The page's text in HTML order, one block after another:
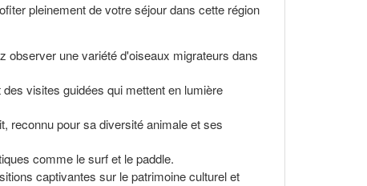
pleinement de votre séjour dans cette région
observer une variété d'oiseaux migrateurs dans
visites guidées qui mettent en lumière
reconnu pour sa diversité animale et ses
comme le surf et le paddle.
captivantes sur le patrimoine culturel et